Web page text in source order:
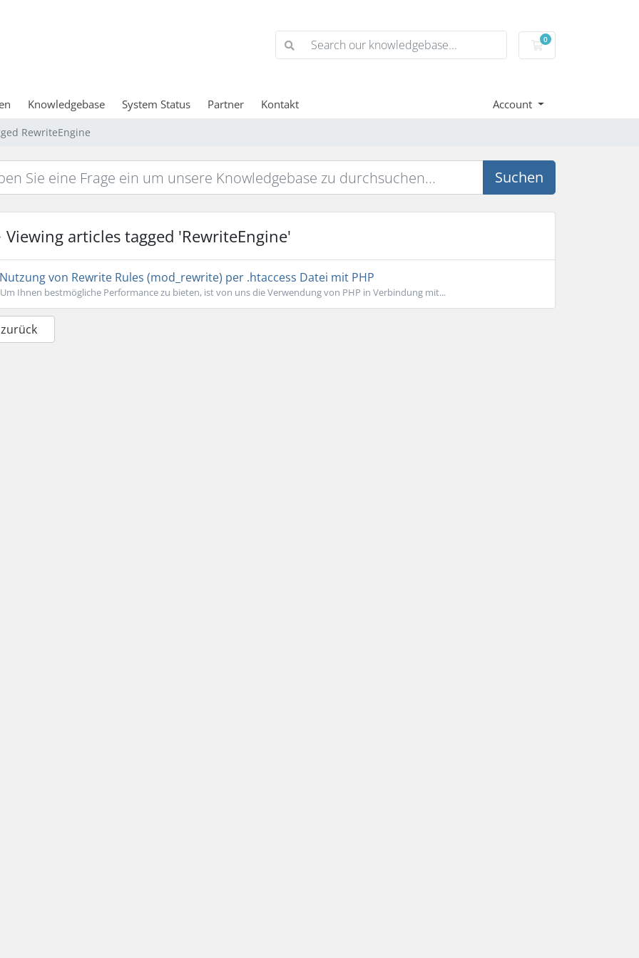
0
Mein Warenkorb
Knowledgebase System Status Partner Kontakt Account
RewriteEngine
Suchen
Viewing articles tagged 'RewriteEngine'
von Rewrite Rules (mod_rewrite) per .htaccess Datei mit PHP
Um Ihnen bestmögliche Performance zu bieten, ist von uns die Verwendung von PHP in Verbindung mit...